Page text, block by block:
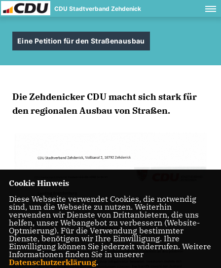
CDU Stadtverband Zehdenick
Eine Petition für den Straßenausbau
Die Zehdenicker CDU macht sich stark für
den regionalen Ausbau von Straßen.
Cookie Hinweis
Diese Webseite verwendet Cookies, die notwendig
sind, um die Webseite zu nutzen. Weiterhin
verwenden wir Dienste von Drittanbietern, die uns
helfen, unser Webangebot zu verbessern (Website-
Optmierung). Für die Verwendung bestimmter
Dienste, benötigen wir Ihre Einwilligung. Ihre
Einwilligung können Sie jederzeit widerrufen. Weitere
Informationen finden Sie in unserer
Datenschutzerklärung.